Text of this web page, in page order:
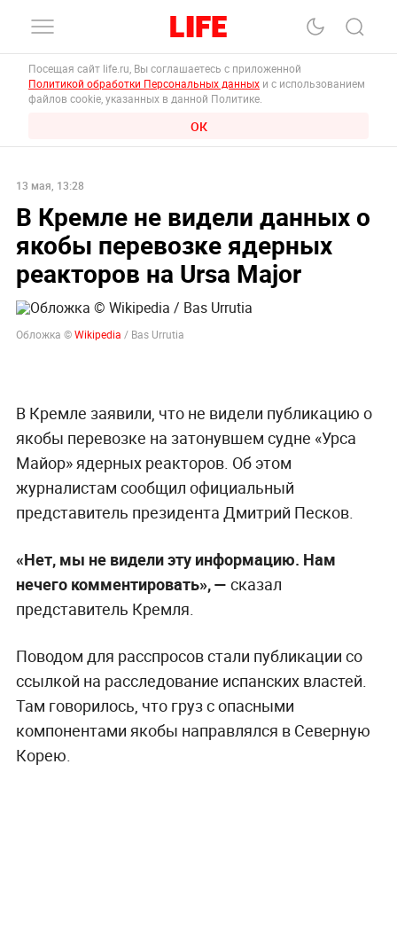
Посещая сайт life.ru, Вы соглашаетесь с приложенной
Политикой обработки Персональных данных и с использованием
файлов cookie, указанных в данной Политике.
ОК
13 мая, 13:28
В Кремле не видели данных о
якобы перевозке ядерных
реакторов на Ursa Major
Обложка ©Wikipedia / Bas Urrutia
В Кремле заявили, что не видели публикацию о
якобы перевозке на затонувшем судне «Урса
Майор» ядерных реакторов. Об этом
журналистам сообщил официальный
представитель президента Дмитрий Песков.
«Нет, мы не видели эту информацию. Нам
нечего комментировать», — сказал
представитель Кремля.
Поводом для расспросов стали публикации со
ссылкой на расследование испанских властей.
Там говорилось, что груз с опасными
компонентами якобы направлялся в Северную
Корею.